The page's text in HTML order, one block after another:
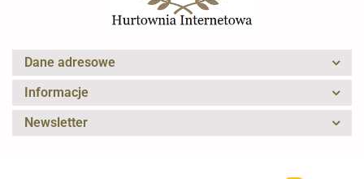
Dane adresowe
Informacje
Newsletter